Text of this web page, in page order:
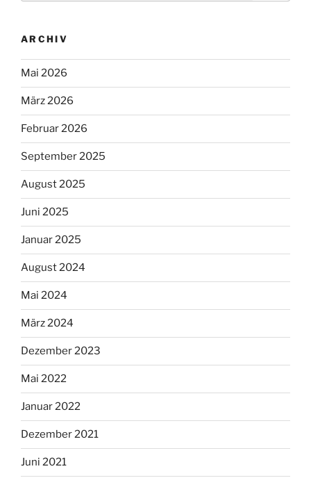
ARCHIV
Mai 2026
März 2026
Februar 2026
September 2025
August 2025
Juni 2025
Januar 2025
August 2024
Mai 2024
März 2024
Dezember 2023
Mai 2022
Januar 2022
Dezember 2021
Juni 2021